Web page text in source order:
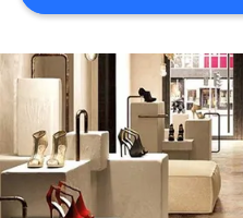
SITEMAP
PRIVACYBELEID